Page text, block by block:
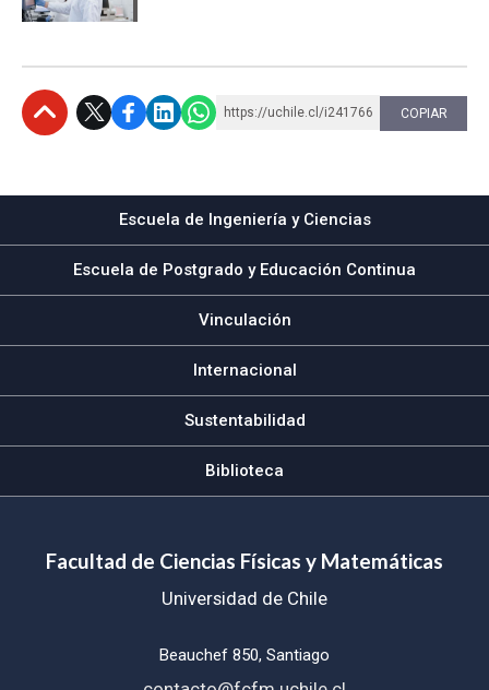
https://uchile.cl/i241766 COPIAR
Escuela de Ingeniería y Ciencias
Escuela de Postgrado y Educación Continua
Vinculación
Internacional
Sustentabilidad
Biblioteca
Facultad de Ciencias Físicas y Matemáticas
Universidad de Chile
Beauchef 850, Santiago